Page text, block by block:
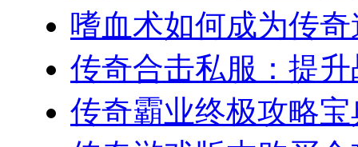
嗜血术如何成为传
传奇合击私服：提
传奇霸业终极攻略